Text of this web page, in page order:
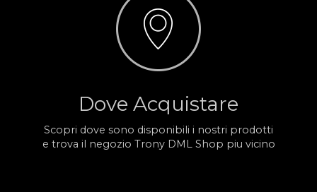
Dove Acquistare
Scopri dove sono disponibili i nostri prodotti
e trova il negozio Trony DML Shop piu vicino